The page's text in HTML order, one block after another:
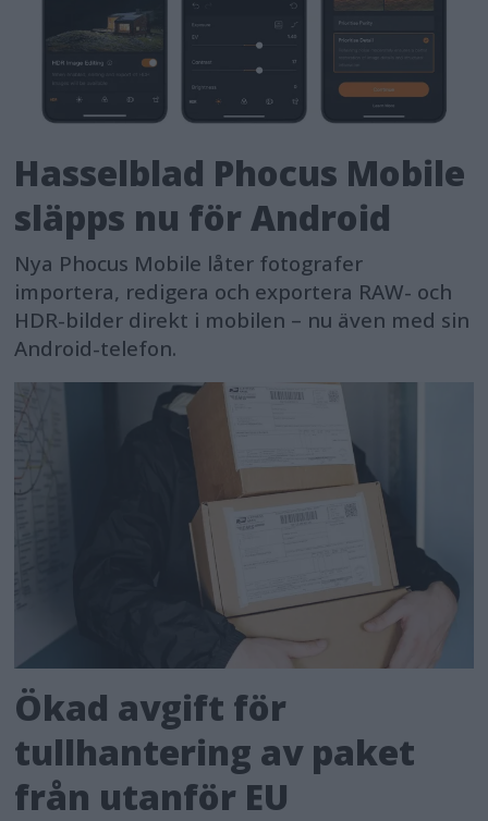
Hasselblad Phocus Mobile
släpps nu för Android
Nya Phocus Mobile låter fotografer
importera, redigera och exportera RAW- och
HDR-bilder direkt i mobilen – nu även med sin
Android-telefon.
Ökad avgift för
tullhantering av paket
från utanför EU